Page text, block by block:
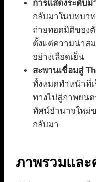
การแสดงระดับม
กลับมาในบทบาท
ถ่ายทอดมิติของ
ตั้งแต่ความน่าส
อย่างเลือดเย็น
สะพานเชื่อมสู่
ทั้งหมดทำหน้าที่
ทางไปสู่ภาพยน
ทัศน์อำนาจใหม่
กลับมา
ภาพรวมแล